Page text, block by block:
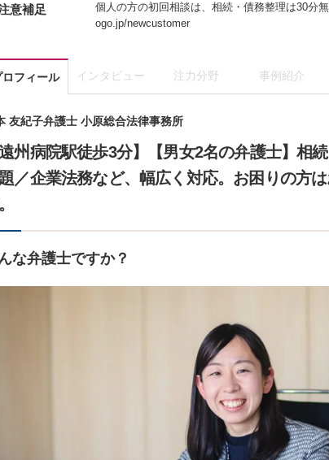
意補足
個人の方の初回相談は、相続・債務整理は30分
ogo.jp/newcustomer
ロフィール インタビュー 注力分野 事例紹介
友紀子弁護士 小原総合法律事務所
遠州病院駅徒歩3分】【男女2名の弁護士】相
／企業法務など、幅広く対応。お困りの方
な弁護士ですか？